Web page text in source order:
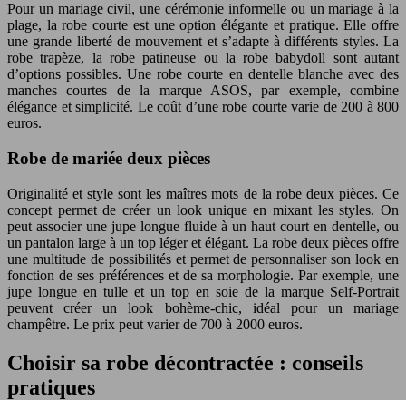
Pour un mariage civil, une cérémonie informelle ou un mariage à la
plage, la robe courte est une option élégante et pratique. Elle offre
une grande liberté de mouvement et s’adapte à différents styles. La
robe trapèze, la robe patineuse ou la robe babydoll sont autant
d’options possibles. Une robe courte en dentelle blanche avec des
manches courtes de la marque ASOS, par exemple, combine
élégance et simplicité. Le coût d’une robe courte varie de 200 à 800
euros.
Robe de mariée deux pièces
Originalité et style sont les maîtres mots de la robe deux pièces. Ce
concept permet de créer un look unique en mixant les styles. On
peut associer une jupe longue fluide à un haut court en dentelle, ou
un pantalon large à un top léger et élégant. La robe deux pièces offre
une multitude de possibilités et permet de personnaliser son look en
fonction de ses préférences et de sa morphologie. Par exemple, une
jupe longue en tulle et un top en soie de la marque Self-Portrait
peuvent créer un look bohème-chic, idéal pour un mariage
champêtre. Le prix peut varier de 700 à 2000 euros.
Choisir sa robe décontractée : conseils
pratiques